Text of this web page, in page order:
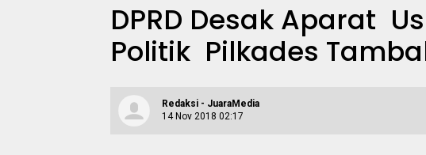
DPRD Desak Aparat
Politik Pilkades
Redaksi - JuaraMedia
14 Nov 2018 02:17